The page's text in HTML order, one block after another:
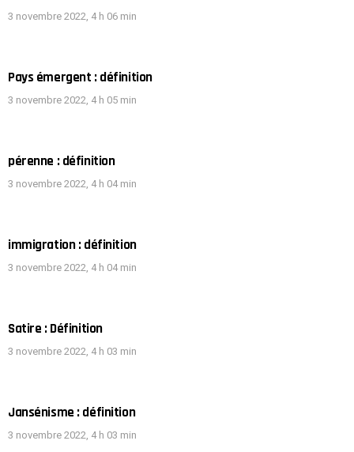
3 novembre 2022, 4 h 06 min
Pays émergent : définition
3 novembre 2022, 4 h 05 min
pérenne : définition
3 novembre 2022, 4 h 04 min
immigration : définition
3 novembre 2022, 4 h 04 min
Satire : Définition
3 novembre 2022, 4 h 03 min
Jansénisme : définition
3 novembre 2022, 4 h 03 min